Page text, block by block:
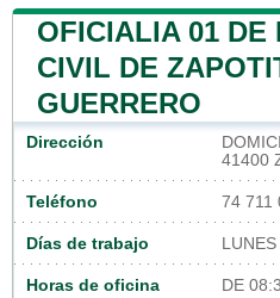
OFICIALIA 01 DE
CIVIL DE
GUERRERO
Dirección
41400
Teléfono 74 711
Días de trabajo
Horas de oficina DE